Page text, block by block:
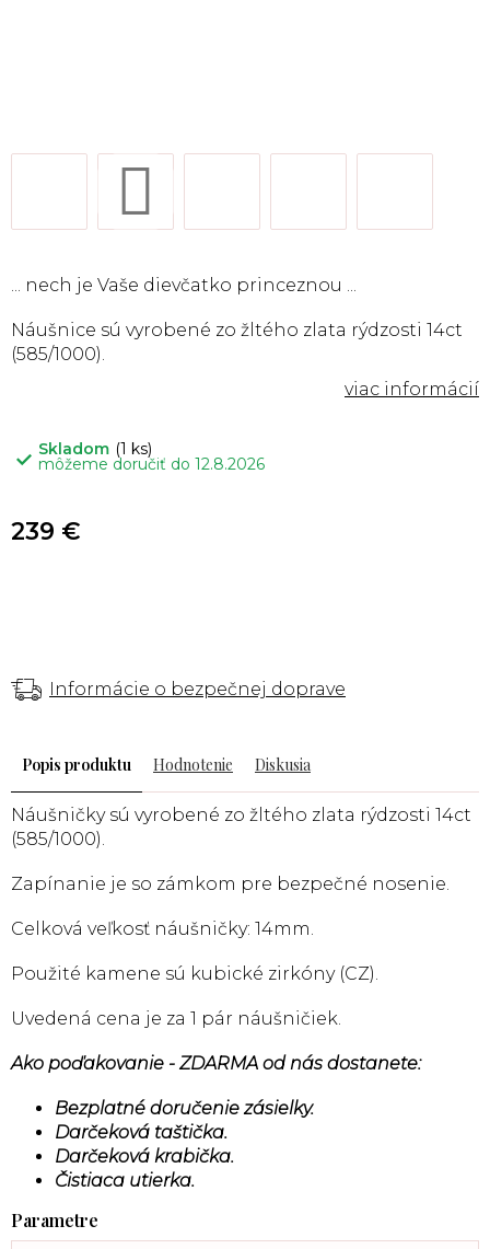
Skladom (1 ks)
môžeme doručiť do 12.8.2026
... nech je Vaše dievčatko princeznou ...
Náušnice sú vyrobené zo žltého zlata rýdzosti 14ct
(585/1000).
Informácie o bezpečnej doprave
239 €
Popis Hodnotenie Diskusia
Náušničky sú vyrobené zo žltého zlata rýdzosti 14ct
(585/1000).
Zapínanie je so zámkom pre bezpečné nosenie.
Celková veľkosť náušničky: 14mm.
Použité kamene sú kubické zirkóny (CZ).
Uvedená cena je za 1 pár náušničiek.
Ako poďakovanie - ZDARMA od nás dostanete:
Bezplatné doručenie zásielky.
Darčeková taštička.
Darčeková krabička.
Čistiaca utierka.